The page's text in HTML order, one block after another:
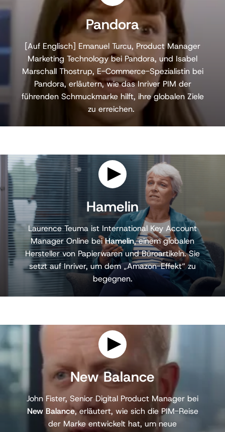
P
a
v
i
d
e
o
Pandora
[Auf Englisch] Emanuel Turcu, Product Manager
Marketing Technology bei Pandora, und Isabel
Marschall Thostrup, E-Commerce-Spezialistin bei
Pandora, erläutern, wie das Inriver PIM der
führenden Schmuckmarke hilft, ihre globalen Ziele
zu erreichen.
l
a
y
v
i
d
e
o
Hamelin
Laurence Teuma ist International Key Account
Manager Online beiHamelin, einem globalen
Hersteller von Papierwaren und Büroartikeln. Sie
setzt auf Inriver, um dem „Amazon-Effekt“ zu
begegnen.
l
a
y
v
d
e
New Balance
John Fister, Senior Digital Product Manager bei
New Balance, erläutert, wie sich die PIM-Reise
der Marke entwickelt hat, um neue